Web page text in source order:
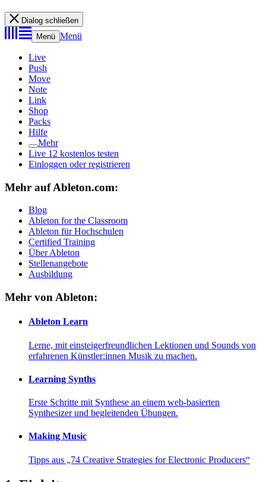
Dialog schließen
Menü Menü
Live
Push
Move
Note
Link
Shop
Packs
Hilfe
Mehr
Live 12 kostenlos testen
Einloggen oder registrieren
Mehr auf Ableton.com:
Blog
Ableton for the Classroom
Ableton für Hochschulen
Certified Training
Über Ableton
Stellenangebote
Ausbildung
Mehr von Ableton:
Ableton Learn
Lerne, mit einsteigerfreundlichen Lektionen und Sounds von
erfahrenen Künstler:innen Musik zu machen.
Learning Synths
Erste Schritte mit Synthese an einem web-basierten
Synthesizer und begleitenden Übungen.
Making Music
Tipps aus „74 Creative Strategies for Electronic Producers“